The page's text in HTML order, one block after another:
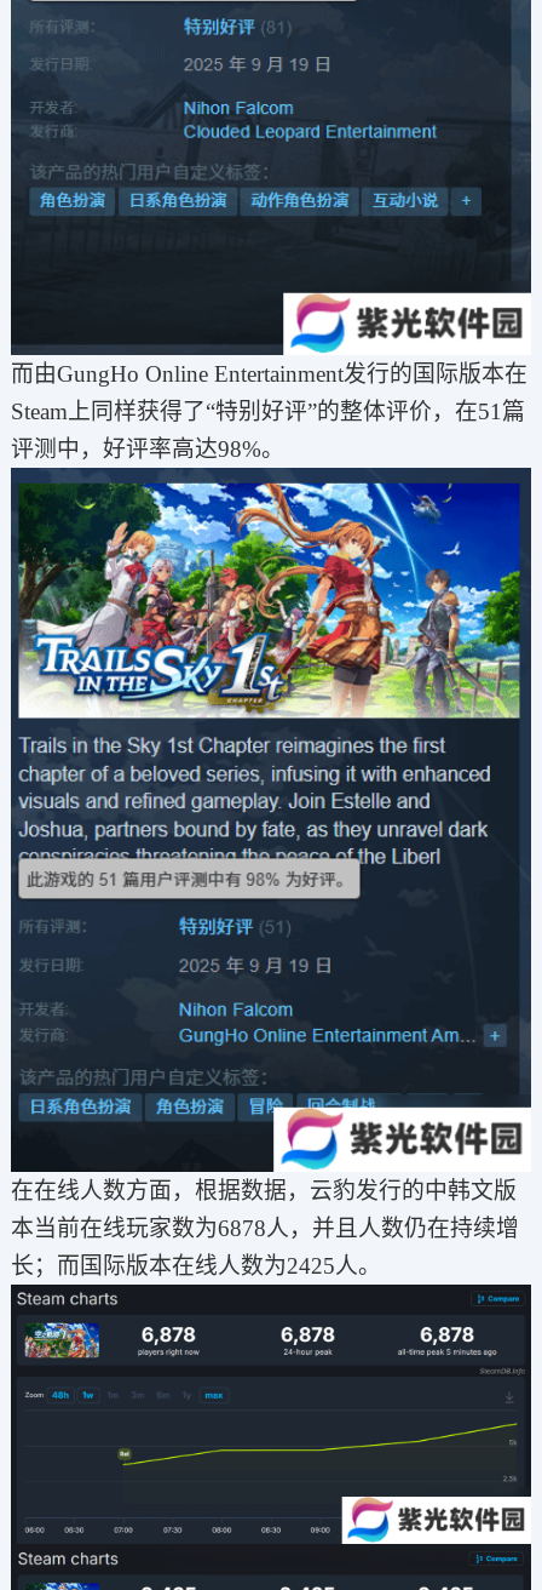
而由GungHo Online Entertainment发行的国际版本在
Steam上同样获得了“特别好评”的整体评价，在51篇
评测中，好评率高达98%。
在在线人数方面，根据数据，云豹发行的中韩文版
本当前在线玩家数为6878人，并且人数仍在持续增
长；而国际版本在线人数为2425人。